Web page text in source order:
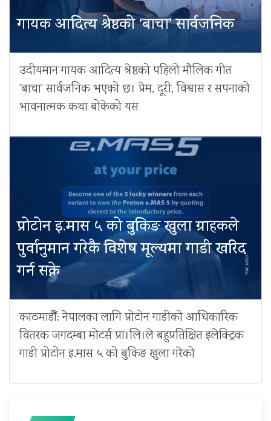
गायक आदित्य श्रेष्ठको ‘बाचा’ सार्वजनिक
उदीयमान गायक आदित्य श्रेष्ठको पहिलो मौलिक गीत
‘बाचा’ सार्वजनिक भएको छ। प्रेम, दूरी, विश्वास र सपनाको
भावनात्मक कथा बोकेको यस
प्रोटोन इ.मास ५ को बुकिङ खुला ग्राहकले
पुर्वानुमान गरेकै विशेष मूल्यमा गाडी खरिद
गर्न सक्ने
काठमाडौँ: नेपालका लागि प्रोटोन गाडीको आधिकारिक
वितरक जगदम्बा मोटर्स प्रा।लि।ले बहुप्रतिक्षित इलेक्ट्रिक
गाडी प्रोटोन इ.मास ५ को बुकिङ खुला गरेको